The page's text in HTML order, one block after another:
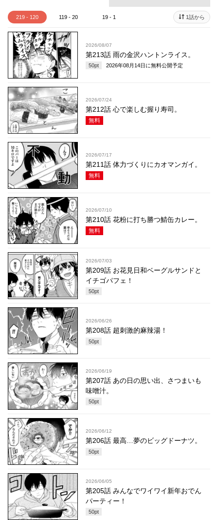
219 - 120 119 - 20 19 - 1 1話から
2026/08/07
第213話 雨の金沢ハントンライス。
50pt 2026年08月14日 に無料公開予定
2026/07/24
第212話 心で楽しむ握り寿司。
無料
2026/07/17
第211話 体力づくりにカオマンガイ。
無料
2026/07/10
第210話 花粉に打ち勝つ鯖缶カレー。
無料
2026/07/03
第209話 お花見日和ベーグルサンドと
イチゴパフェ！
50pt
2026/06/26
第208話 超刺激的麻辣湯！
50pt
2026/06/19
第207話 あの日の思い出、さつまいも
味噌汁。
50pt
2026/06/12
第206話 最高…夢のビッグドーナツ。
50pt
2026/06/05
第205話 みんなでワイワイ新年おでん
パーティー！
50pt